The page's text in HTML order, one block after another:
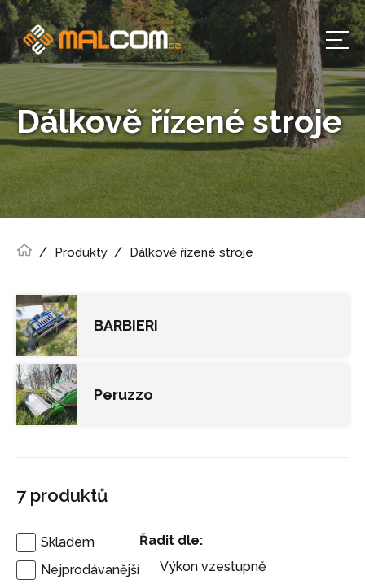
Dálkově řízené stroje
Produkty Dálkově řízené stroje
BARBIERI
Peruzzo
7produktů
Skladem
Nejprodávanější
Řadit dle:
Výkon vzestupně